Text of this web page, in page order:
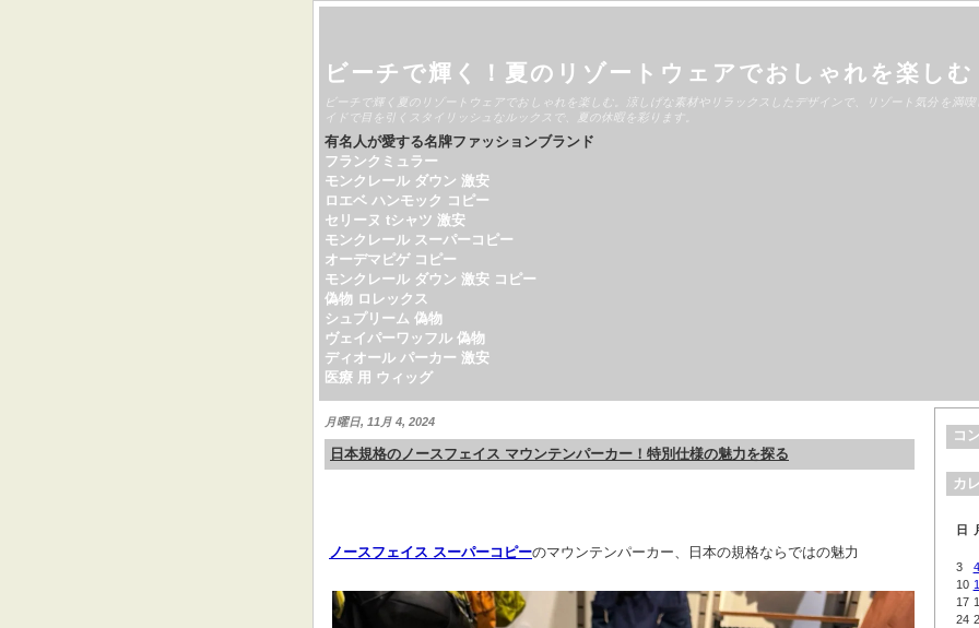
ビーチで輝く！夏のリゾートウェアでおしゃれを楽しむ
ビーチで輝く夏のリゾートウェアでおしゃれを楽しむ。涼しげな素材やリラックスしたデザインで、リゾート気分を満
イドで目を引くスタイリッシュなルックスで、夏の休暇を彩ります。
有名人が愛する名牌ファッションブランド
フランクミュラー
モンクレール ダウン 激安
ロエベ ハンモック コピー
セリーヌ tシャツ 激安
モンクレール スーパーコピー
オーデマピゲ コピー
モンクレール ダウン 激安 コピー
偽物 ロレックス
シュプリーム 偽物
ヴェイパーワッフル 偽物
ディオール パーカー 激安
医療 用 ウィッグ
月曜日, 11月 4, 2024
日本規格のノースフェイス マウンテンパーカー！特別仕様の魅力を探る
ノースフェイス スーパーコピーのマウンテンパーカー、日本の規格ならではの魅力
コ
カ
日
3
4
10
17
24